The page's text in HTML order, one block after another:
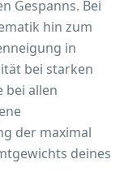
Gespanns. Bei
hin zum
in
bei starken
bei allen
der maximal
deines